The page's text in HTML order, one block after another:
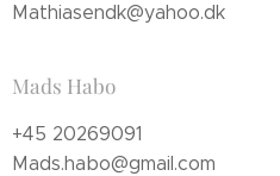
Mathiasendk@yahoo.dk
Mads Habo
+45 20269091
Mads.habo@gmail.com